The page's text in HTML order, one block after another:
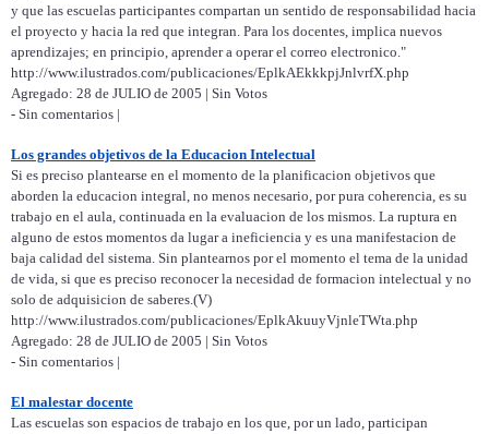
y que las escuelas participantes compartan un sentido de responsabilidad hacia
el proyecto y hacia la red que integran. Para los docentes, implica nuevos
aprendizajes; en principio, aprender a operar el correo electronico."
http://www.ilustrados.com/publicaciones/EplkAEkkkpjJnlvrfX.php
Agregado: 28 de JULIO de 2005 | Sin Votos
- Sin comentarios |
Los grandes objetivos de la Educacion Intelectual
Si es preciso plantearse en el momento de la planificacion objetivos que
aborden la educacion integral, no menos necesario, por pura coherencia, es su
trabajo en el aula, continuada en la evaluacion de los mismos. La ruptura en
alguno de estos momentos da lugar a ineficiencia y es una manifestacion de
baja calidad del sistema. Sin plantearnos por el momento el tema de la unidad
de vida, si que es preciso reconocer la necesidad de formacion intelectual y no
solo de adquisicion de saberes.(V)
http://www.ilustrados.com/publicaciones/EplkAkuuyVjnleTWta.php
Agregado: 28 de JULIO de 2005 | Sin Votos
- Sin comentarios |
El malestar docente
Las escuelas son espacios de trabajo en los que, por un lado, participan